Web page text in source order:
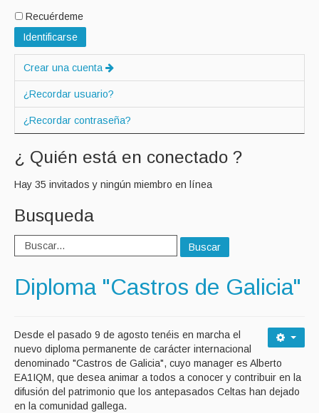
Recuérdeme
Identificarse
Crear una cuenta
¿Recordar usuario?
¿Recordar contraseña?
¿ Quién está en conectado ?
Hay 35 invitados y ningún miembro en línea
Busqueda
Buscar
Diploma "Castros de Galicia"
Desde el pasado 9 de agosto tenéis en marcha el
nuevo diploma permanente de carácter internacional
denominado "Castros de Galicia", cuyo manager es Alberto
EA1IQM, que desea animar a todos a conocer y contribuir en la
difusión del patrimonio que los antepasados Celtas han dejado
en la comunidad gallega.